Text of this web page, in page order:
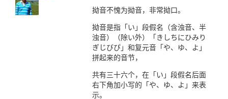
拗音不愧为拗音，非常拗口。
拗音是指「い」段假名（含浊音、半
浊音）（除い外）「きしちにひみり
ぎじびぴ」和复元音「や、ゆ、よ」
拼起来的音节，
共有三十六个，在「い」段假名后面
右下角加小写的「や、ゆ、よ」来表
示。